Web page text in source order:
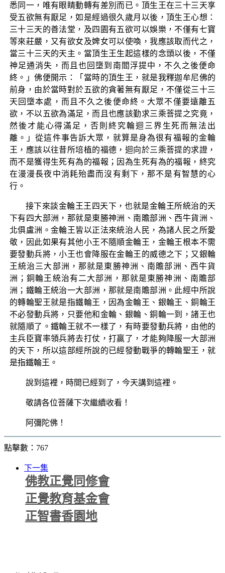
悉同一，唯有眼睛動轉有差別而已。頂生王在三十三天享
受五欲無有厭足，如是經過很久歲月以後，頂生王心想：
三十三天的善法堂，及四園有五欲可以娛樂，不僅有七寶
等來莊嚴，又有欲女及婢女可以使喚，我應該取而代之，
當三十三天的天主。當頂生王生起這樣的念頭以後，不僅
神足通消失，而且也回墮到南閻浮提中，不久之後便命
終。」佛便開示：「當時的頂生王，就是我釋迦牟尼佛的
前身，由於當時對於五欲的貪著無有厭足，不僅從三十三
天回墮本處，而且不久之後便命終。大眾不僅要遠離五
欲，不以五欲為滿足，而且也應該勤求三乘菩提之究竟，
然後才能心得滿足，否則終究輪迴三界生死而無法出
離。」從這件事告訴大眾，就算是身為很有福報的金輪
王，應該以往昔所培植的福德，迴向於三乘菩提的求證，
而不是獲得生死有為的福報；因為生死有為的福報，終究
在漫漫長夜中消耗殆盡而沒有剩下，那不是有智慧的心
行。
接下來談金輪王王四天下，也就是金輪王所統治的天
下有四大部洲，那就是東勝神洲、南贍部洲、西牛貨洲、
北俱盧洲。金輪王皆以正法來統治人民，為諸人民之所愛
敬，因此如果有其他小王不隨順金輪王，金輪王根本不需
要發動兵將，小王也會降服在金輪王的威德之下；又銀輪
王統治三大部洲，那就是東勝神洲、南贍部洲、西牛貨
洲；銅輪王統治有二大部洲，那就是東勝神洲、南贍部
洲；鐵輪王統治一大部洲，那就是南贍部洲。此經中所說
的轉輪聖王就是指鐵輪王，因為金輪王、銀輪王、銅輪王
不必發動兵將，只要他和金輪、銀輪、銅輪一到，諸王也
就隨順了。鐵輪王就不一樣了，有時要發動兵將，由他的
主兵臣寶率領兵將去打仗，打贏了，才能夠降服一大部洲
的天下，所以這部經所說的已經發動戰爭的轉輪聖王，就
是指鐵輪王。
說到這裡，時間已經到了，今天講到這裡。
敬請各位菩薩下次繼續收看！
阿彌陀佛！
點擊數：767
下一集
佛教正覺同修會
正覺教育基金會
正智書香園地